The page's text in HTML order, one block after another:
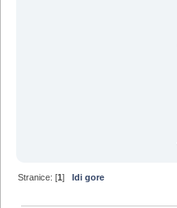
Stranice: [1]Idi gore